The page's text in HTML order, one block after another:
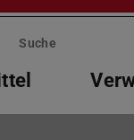
Suche